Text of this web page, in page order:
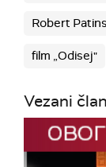
Robert
film „Odisej"
Vezani